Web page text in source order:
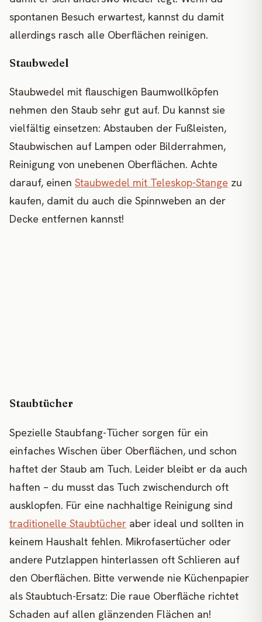
spontanen Besuch erwartest, kannst du damit
allerdings rasch alle Oberflächen reinigen.
Staubwedel
Staubwedel mit flauschigen Baumwollköpfen
nehmen den Staub sehr gut auf. Du kannst sie
vielfältig einsetzen: Abstauben der Fußleisten,
Staubwischen auf Lampen oder Bilderrahmen,
Reinigung von unebenen Oberflächen. Achte
darauf, einen Staubwedel mit Teleskop-Stange zu
kaufen, damit du auch die Spinnweben an der
Decke entfernen kannst!
Staubtücher
Spezielle Staubfang-Tücher sorgen für ein
einfaches Wischen über Oberflächen, und schon
haftet der Staub am Tuch. Leider bleibt er da auch
haften – du musst das Tuch zwischendurch oft
ausklopfen. Für eine nachhaltige Reinigung sind
traditionelle Staubtücher aber ideal und sollten in
keinem Haushalt fehlen. Mikrofasertücher oder
andere Putzlappen hinterlassen oft Schlieren auf
den Oberflächen. Bitte verwende nie Küchenpapier
als Staubtuch-Ersatz: Die raue Oberfläche richtet
Schaden auf allen glänzenden Flächen an!